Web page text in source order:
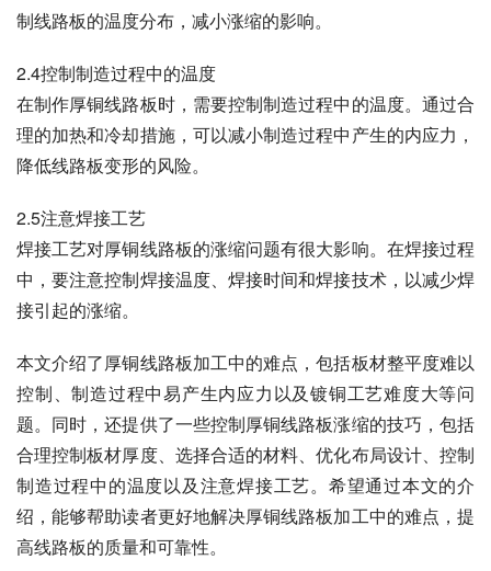
制线路板的温度分布，减小涨缩的影响。
2.4控制制造过程中的温度
在制作厚铜线路板时，需要控制制造过程中的温度。通过合
理的加热和冷却措施，可以减小制造过程中产生的内应力，
降低线路板变形的风险。
2.5注意焊接工艺
焊接工艺对厚铜线路板的涨缩问题有很大影响。在焊接过程
中，要注意控制焊接温度、焊接时间和焊接技术，以减少焊
接引起的涨缩。
本文介绍了厚铜线路板加工中的难点，包括板材整平度难以
控制、制造过程中易产生内应力以及镀铜工艺难度大等问
题。同时，还提供了一些控制厚铜线路板涨缩的技巧，包括
合理控制板材厚度、选择合适的材料、优化布局设计、控制
制造过程中的温度以及注意焊接工艺。希望通过本文的介
绍，能够帮助读者更好地解决厚铜线路板加工中的难点，提
高线路板的质量和可靠性。